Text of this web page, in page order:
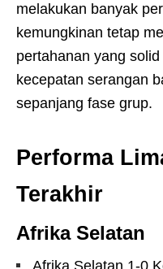
melakukan banyak
kemungkinan tetap
pertahanan yang
kecepatan serangan
sepanjang fase grup.
Performa
Terakhir
Afrika Selatan